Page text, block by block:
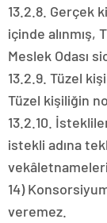
13.2.8. Gerçek
içinde alınmış,
Meslek Odası
13.2.9. Tüzel
Tüzel kişiliğin
13.2.10.
istekli adına
14)
veremez.